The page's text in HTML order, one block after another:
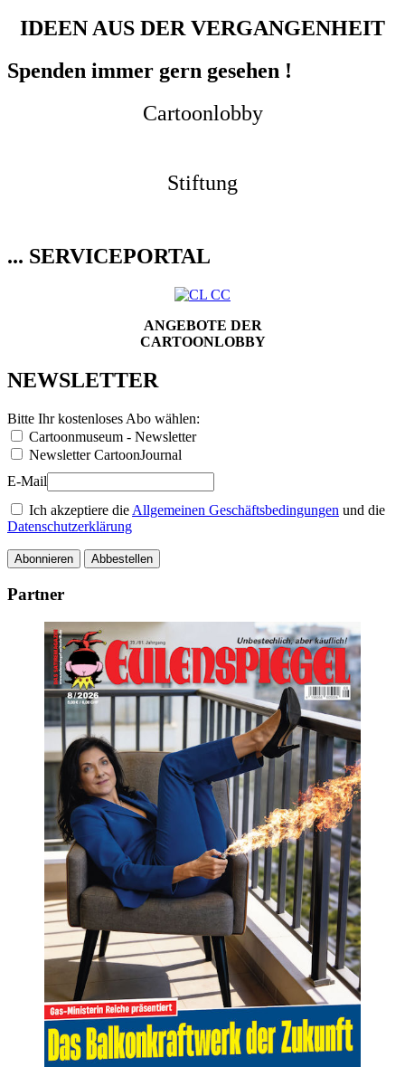
IDEEN AUS DER VERGANGENHEIT
Spenden immer gern gesehen !
Cartoonlobby
Stiftung
... SERVICEPORTAL
ANGEBOTE DER
CARTOONLOBBY
NEWSLETTER
Bitte Ihr kostenloses Abo wählen:
Cartoonmuseum - Newsletter
Newsletter CartoonJournal
E-Mail
Ich akzeptiere die Allgemeinen Geschäftsbedingungen und die
Datenschutzerklärung
Abonnieren Abbestellen
Partner